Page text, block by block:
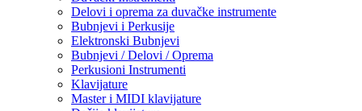
Delovi i oprema za duvačke instrumente
Bubnjevi i Perkusije
Elektronski Bubnjevi
Bubnjevi / Delovi / Oprema
Perkusioni Instrumenti
Klavijature
Master i MIDI klavijature